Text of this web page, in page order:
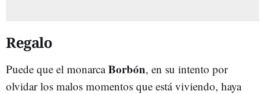
Regalo
Puede que el monarcaBorbón, en su intento por
olvidar los malos momentos que está viviendo, haya